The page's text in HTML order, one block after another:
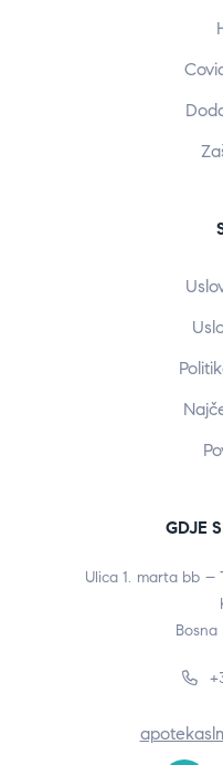
GDJE
Ulica 1. marta bb –